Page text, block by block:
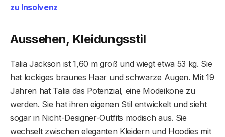
zu Insolvenz
Aussehen, Kleidungsstil
Talia Jackson ist 1,60 m groß und wiegt etwa 53 kg. Sie
hat lockiges braunes Haar und schwarze Augen. Mit 19
Jahren hat Talia das Potenzial, eine Modeikone zu
werden. Sie hat ihren eigenen Stil entwickelt und sieht
sogar in Nicht-Designer-Outfits modisch aus. Sie
wechselt zwischen eleganten Kleidern und Hoodies mit